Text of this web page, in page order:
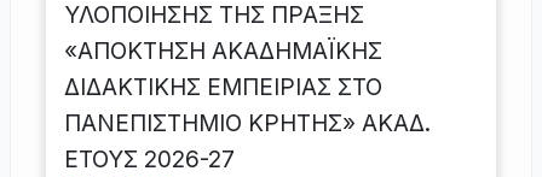
ΥΛΟΠΟΙΗΣΗΣ ΤΗΣ ΠΡΑΞΗΣ
«ΑΠΟΚΤΗΣΗ ΑΚΑΔΗΜΑΪΚΗΣ
ΔΙΔΑΚΤΙΚΗΣ ΕΜΠΕΙΡΙΑΣ ΣΤΟ
ΠΑΝΕΠΙΣΤΗΜΙΟ ΚΡΗΤΗΣ» ΑΚΑΔ.
ΕΤΟΥΣ 2026-27